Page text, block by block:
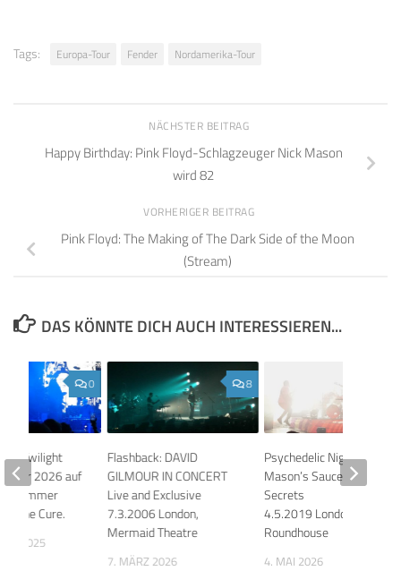
Tags: Europa-Tour Fender Nordamerika-Tour
NÄCHSTER BEITRAG
Happy Birthday: Pink Floyd-Schlagzeuger Nick Mason
wird 82
VORHERIGER BEITRAG
Pink Floyd: The Making of The Dark Side of the Moon
(Stream)
DAS KÖNNTE DICH AUCH INTERESSIEREN...
8
Flashback: DAVID
GILMOUR IN CONCERT
Live and Exclusive
7.3.2006 London,
Mermaid Theatre
7. MÄRZ 2026
Psychedelic Night 2: Nick
Mason’s Saucerful Of
Secrets
4.5.2019 London,
Roundhouse
4. MAI 2026
0
Twilight
2026 auf
Sommer
The Cure.
2025